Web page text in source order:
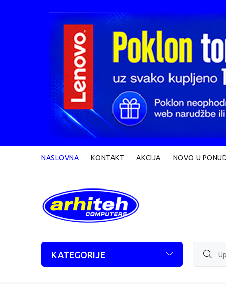
NASLOVNA KONTAKT AKCIJA NOVO U
KATEGORIJE